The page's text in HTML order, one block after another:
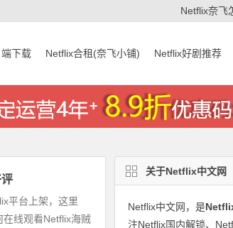
Netflix奈飞
下载 Netflix合租(奈飞小铺) Netflix好剧推荐
平台上架，这里
在线观看Netflix海贼
关于Netflix中文网
Netflix中文网 ，是
注Netflix国内解锁、